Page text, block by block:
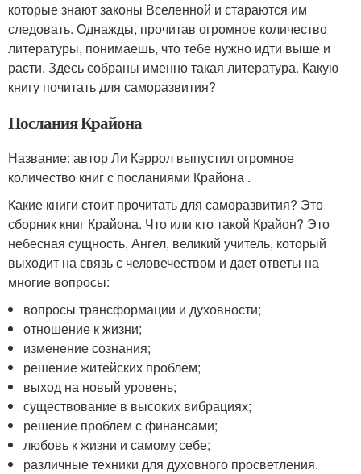
которые знают законы Вселенной и стараются им
следовать. Однажды, прочитав огромное количество
литературы, понимаешь, что тебе нужно идти выше и
расти. Здесь собраны именно такая литература. Какую
книгу почитать для саморазвития?
Послания Крайона
Название: автор Ли Кэррол выпустил огромное
количество книг с посланиями Крайона .
Какие книги стоит прочитать для саморазвития? Это
сборник книг Крайона. Что или кто такой Крайон? Это
небесная сущность, Ангел, великий учитель, который
выходит на связь с человечеством и дает ответы на
многие вопросы:
вопросы трансформации и духовности;
отношение к жизни;
изменение сознания;
решение житейских проблем;
выход на новый уровень;
существование в высоких вибрациях;
решение проблем с финансами;
любовь к жизни и самому себе;
различные техники для духовного просветления.